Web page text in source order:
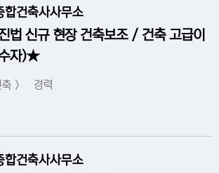
합건축사사무소
법 신규 현장 건축보조 / 건축 고급이
자)★
> 경력
합건축사사무소